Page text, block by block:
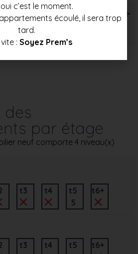
T6+
des
par étage
neuf comporte 4 niveau(x)
t3 t4
t5
5
t6+
t3
t4
t5
t6+
c’est le moment.
écoulé, il sera trop
tard.
: Soyez Prem’s